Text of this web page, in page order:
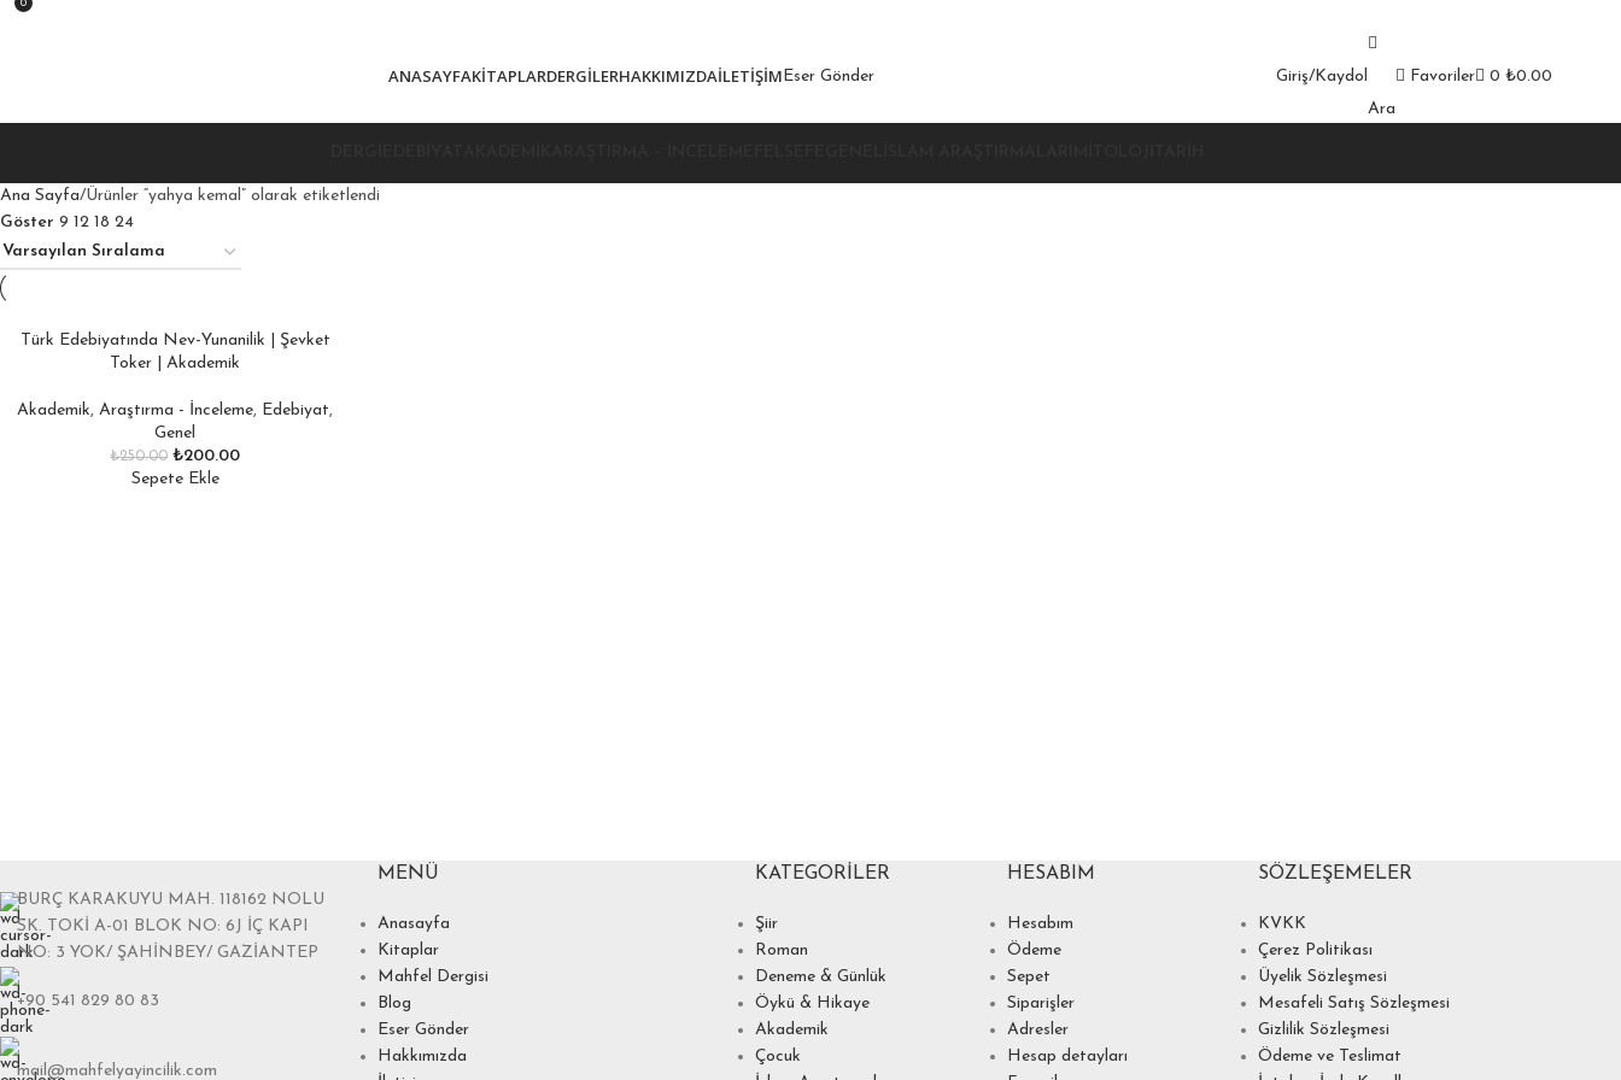
ANASAYFAKITAPLARDERGILERHAKKIMIZDAİLETIŞIM Eser Gönder
Giriş/Kaydol
Ara
Favoriler 0 ₺0.00
Ana Sayfa Ürünler “yahya kemal” olarak etiketlendi
Göster 9 12 18 24
Türk Edebiyatında Nev-Yunanilik | Şevket
Toker | Akademik
Akademik,Araştırma - İnceleme, Edebiyat,
Genel
₺250.00 ₺200.00
Sepete Ekle
BURÇ KARAKUYU MAH. 118162 NOLU
SK. TOKİ A-01 BLOK NO: 6J İÇ KAPI
NO: 3 YOK/ ŞAHİNBEY/ GAZİANTEP
+90 541 829 80 83
mail@mahfelyayincilik.com
MENÜ
Anasayfa
Kitaplar
Mahfel Dergisi
Blog
Eser Gönder
Hakkımızda
KATEGORILER
Şiir
Roman
Deneme & Günlük
Öykü & Hikaye
Akademik
Çocuk
HESABIM
Hesabım
Ödeme
Sepet
Siparişler
Adresler
Hesap detayları
SÖZLEŞEMELER
KVKK
Çerez Politikası
Üyelik Sözleşmesi
Mesafeli Satış Sözleşmesi
Gizlilik Sözleşmesi
Ödeme ve Teslimat
0